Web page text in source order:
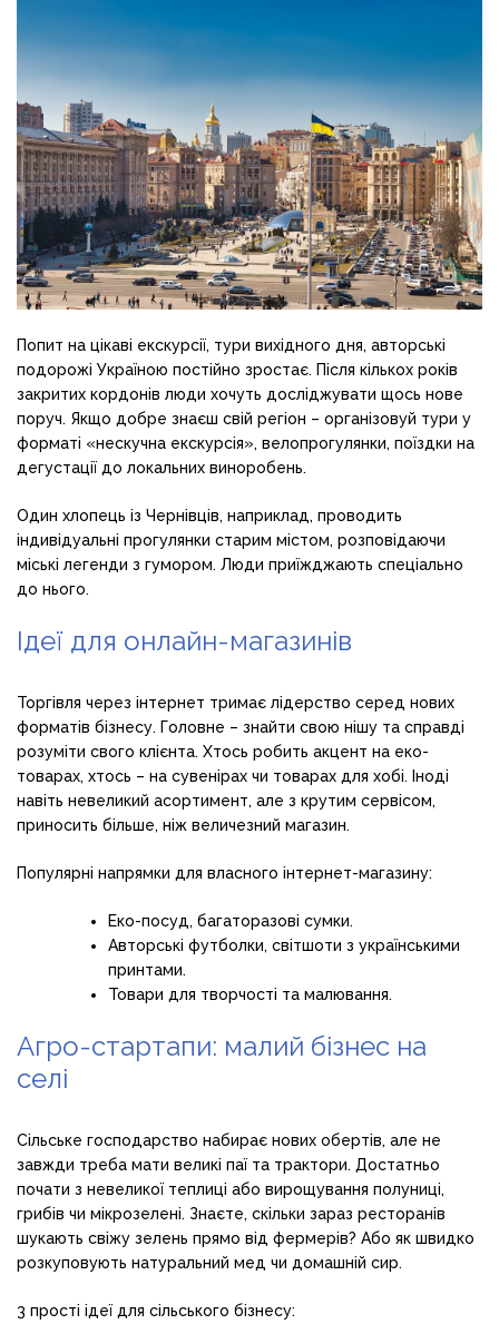
Попит на цікаві екскурсії, тури вихідного дня, авторські
подорожі Україною постійно зростає. Після кількох років
закритих кордонів люди хочуть досліджувати щось нове
поруч. Якщо добре знаєш свій регіон – організовуй тури у
форматі «нескучна екскурсія», велопрогулянки, поїздки на
дегустації до локальних виноробень.
Один хлопець із Чернівців, наприклад, проводить
індивідуальні прогулянки старим містом, розповідаючи
міські легенди з гумором. Люди приїжджають спеціально
до нього.
Ідеї для онлайн-магазинів
Торгівля через інтернет тримає лідерство серед нових
форматів бізнесу. Головне – знайти свою нішу та справді
розуміти свого клієнта. Хтось робить акцент на еко-
товарах, хтось – на сувенірах чи товарах для хобі. Іноді
навіть невеликий асортимент, але з крутим сервісом,
приносить більше, ніж величезний магазин.
Популярні напрямки для власного інтернет-магазину:
Еко-посуд, багаторазові сумки.
Авторські футболки, світшоти з українськими
принтами.
Товари для творчості та малювання.
Агро-стартапи: малий бізнес на
селі
Сільське господарство набирає нових обертів, але не
завжди треба мати великі паї та трактори. Достатньо
почати з невеликої теплиці або вирощування полуниці,
грибів чи мікрозелені. Знаєте, скільки зараз ресторанів
шукають свіжу зелень прямо від фермерів? Або як швидко
розкуповують натуральний мед чи домашній сир.
3 прості ідеї для сільського бізнесу: